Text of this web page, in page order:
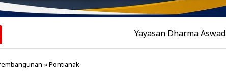
Yayasan Dharma Aswad Salam
»Pontianak